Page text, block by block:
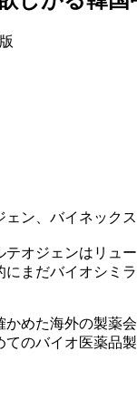
ン、バイネック
テオジェンはリュ
まだバイオシミ
めた海外の製薬
のバイオ医薬品